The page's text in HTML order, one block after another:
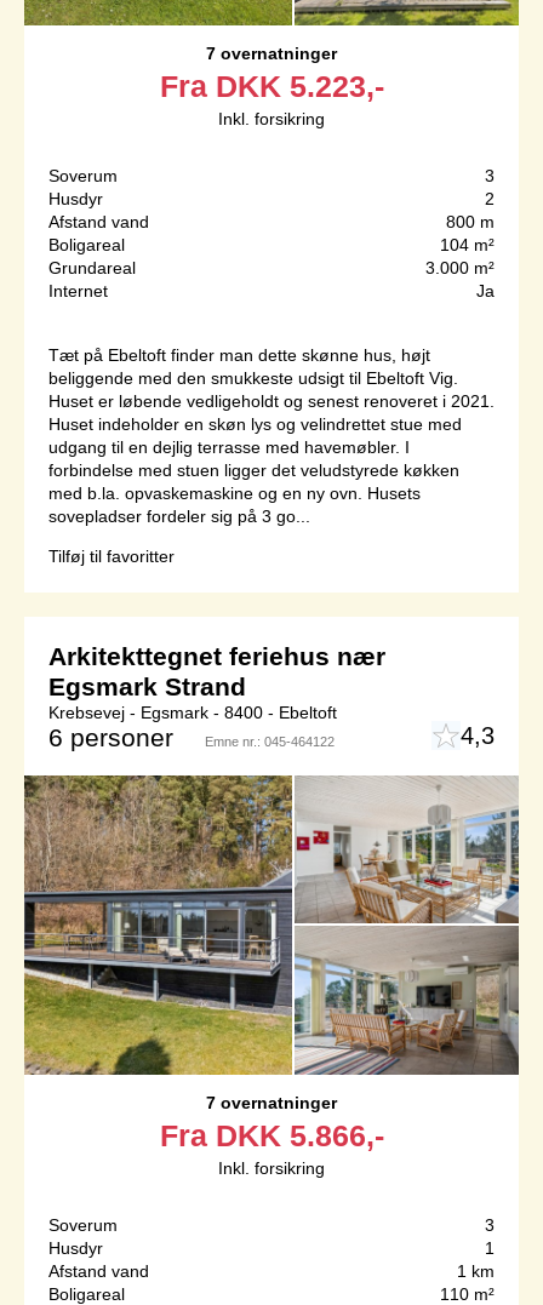
7 overnatninger
Fra DKK 5.223,-
Inkl. forsikring
Soverum
3
Husdyr
2
Afstand vand
800 m
Boligareal
104 m²
Grundareal
3.000 m²
Internet
Ja
Tæt på Ebeltoft finder man dette skønne hus, højt
beliggende med den smukkeste udsigt til Ebeltoft Vig.
Huset er løbende vedligeholdt og senest renoveret i 2021.
Huset indeholder en skøn lys og velindrettet stue med
udgang til en dejlig terrasse med havemøbler. I
forbindelse med stuen ligger det veludstyrede køkken
med b.la. opvaskemaskine og en ny ovn. Husets
sovepladser fordeler sig på 3 go...
Tilføj til favoritter
Arkitekttegnet feriehus nær
Egsmark Strand
Krebsevej - Egsmark - 8400 - Ebeltoft
6 personer Emne nr.: 045-464122 4,3
7 overnatninger
Fra DKK 5.866,-
Inkl. forsikring
Soverum
3
Husdyr
1
Afstand vand
1 km
Boligareal
110 m²